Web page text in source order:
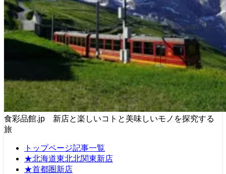
食彩品館.jp 新店と楽しいコトと美味しいモノを探究する
旅
トップページ記事一覧
★北海道東北北関東新店
★首都圏新店